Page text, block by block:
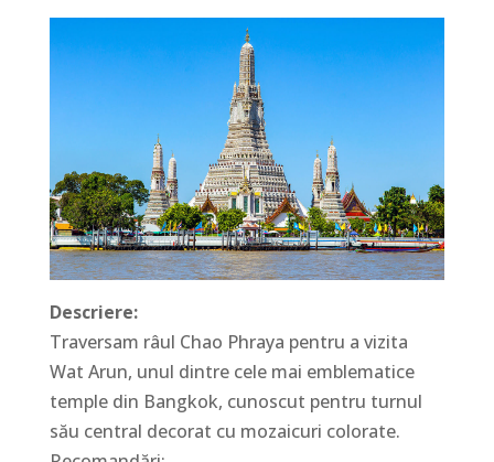
Descriere:
Traversam râul Chao Phraya pentru a vizita
Wat Arun, unul dintre cele mai emblematice
temple din Bangkok, cunoscut pentru turnul
său central decorat cu mozaicuri colorate.